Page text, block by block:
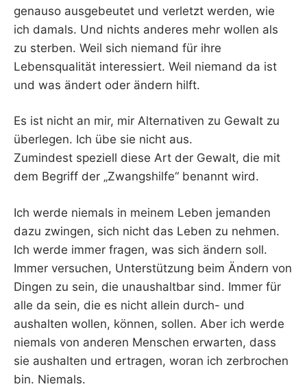
genauso ausgebeutet und verletzt werden, wie
ich damals. Und nichts anderes mehr wollen als
zu sterben. Weil sich niemand für ihre
Lebensqualität interessiert. Weil niemand da ist
und was ändert oder ändern hilft.
Es ist nicht an mir, mir Alternativen zu Gewalt zu
überlegen. Ich übe sie nicht aus.
Zumindest speziell diese Art der Gewalt, die mit
dem Begriff der „Zwangshilfe“ benannt wird.
Ich werde niemals in meinem Leben jemanden
dazu zwingen, sich nicht das Leben zu nehmen.
Ich werde immer fragen, was sich ändern soll.
Immer versuchen, Unterstützung beim Ändern von
Dingen zu sein, die unaushaltbar sind. Immer für
alle da sein, die es nicht allein durch- und
aushalten wollen, können, sollen. Aber ich werde
niemals von anderen Menschen erwarten, dass
sie aushalten und ertragen, woran ich zerbrochen
bin. Niemals.